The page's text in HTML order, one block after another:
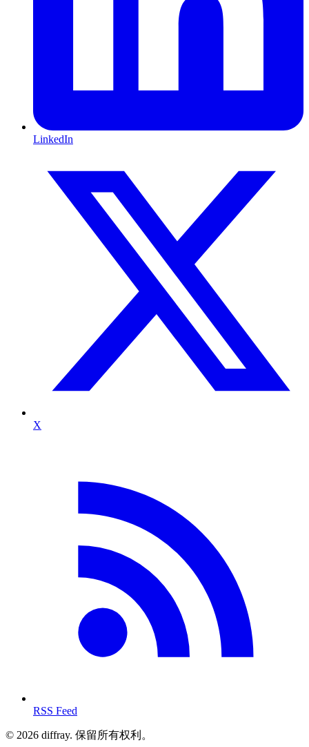
LinkedIn
X
RSS Feed
© 2026 diffray. 保留所有权利。